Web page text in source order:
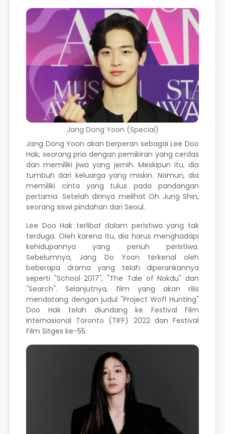
Jang Dong Yoon (Special)
Jang Dong Yoon akan berperan sebagai Lee Doo
Hak, seorang pria dengan pemikiran yang cerdas
dan memiliki jiwa yang jernih. Meskipun itu, dia
tumbuh dari keluarga yang miskin. Namun, dia
memiliki cinta yang tulus pada pandangan
pertama. Setelah dirinya melihat Oh Jung Shin,
seorang siswi pindahan dari Seoul.
Lee Doo Hak terlibat dalam peristiwa yang tak
terduga. Oleh karena itu, dia harus menghadapi
kehidupannya yang penuh peristiwa.
Sebelumnya, Jang Do Yoon terkenal oleh
beberapa drama yang telah diperankannya
seperti "School 2017", "The Tale of Nokdu" dan
"Search". Selanjutnya, film yang akan rilis
mendatang dengan judul "Project Wofl Hunting"
Doo Hak telah diundang ke Festival Film
Internasional Toronto (TIFF) 2022 dan Festival
Film Sitges ke-55.